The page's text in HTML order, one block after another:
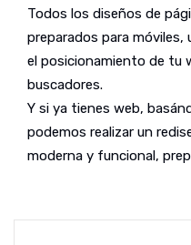
Todos los diseños de
preparados para móviles,
el posicionamiento de tu
buscadores.
Y si ya tienes web,
podemos realizar un
moderna y funcional,